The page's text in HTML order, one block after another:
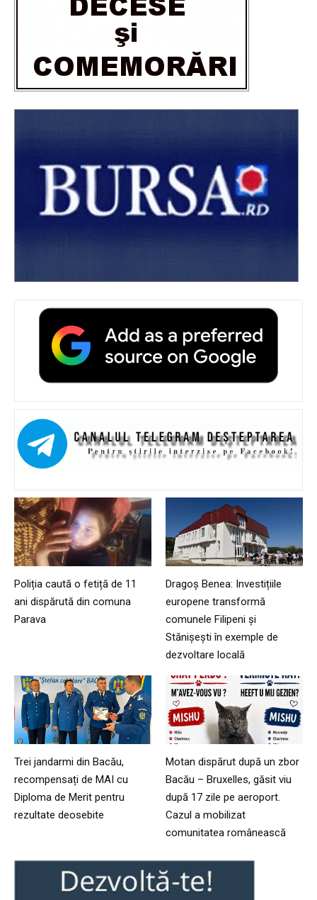
Poliția caută o fetiță de 11
ani dispărută din comuna
Parava
Dragoș Benea: Investițiile
europene transformă
comunele Filipeni și
Stănișești în exemple de
dezvoltare locală
Trei jandarmi din Bacău,
recompensați de MAI cu
Diploma de Merit pentru
rezultate deosebite
Motan dispărut după un zbor
Bacău – Bruxelles, găsit viu
după 17 zile pe aeroport.
Cazul a mobilizat
comunitatea românească